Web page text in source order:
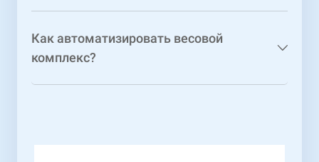
Как автоматизировать весовой
комплекс?